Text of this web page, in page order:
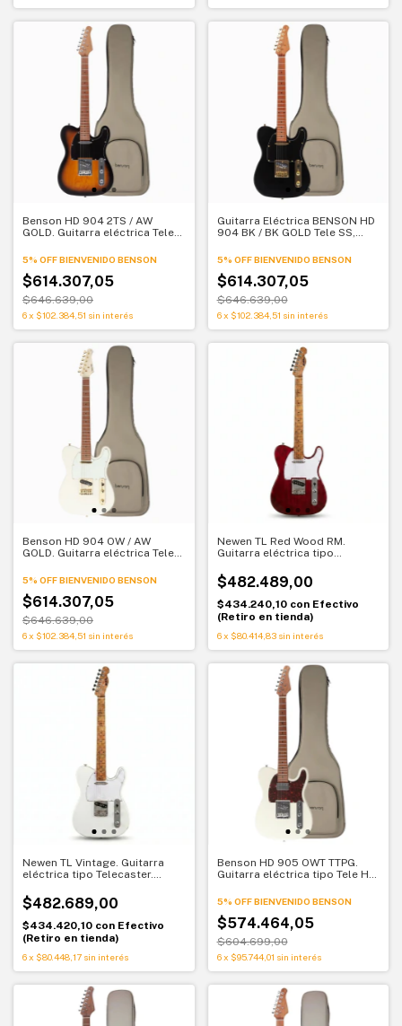
Benson HD 904 2TS / AW
GOLD. Guitarra eléctrica Tele
5% OFF BIENVENIDO BENSON
$614.307,05
$646.639,00
6x $102.384,51 sin interés
Guitarra Eléctrica BENSON HD
904 BK / BK GOLD Tele SS,
Wilkinson ,Hardware Dorado y
Pickguard negro, trastes
redondeados de ace
5% OFF BIENVENIDO BENSON
$614.307,05
$646.639,00
6 x $102.384,51 sin interés
Benson HD 904 OW / AW
GOLD. Guitarra eléctrica Tele
5% OFF BIENVENIDO BENSON
$614.307,05
$646.639,00
6x $102.384,51 sin interés
Newen TL Red Wood RM.
Guitarra eléctrica tipo
y maple tostado
$482.489,00
$434.240,10 con Efectivo
(Retiro en tienda)
6 x $80.414,83 sin interés
Newen TL Vintage. Guitarra
eléctrica tipo Telecaster.
tostado
$482.689,00
$434.420,10 con Efectivo
(Retiro en tienda)
6x $80.448,17 sin interés
Benson HD 905 OWT TTPG.
Guitarra eléctrica tipo Tele HS.
5% OFF BIENVENIDO BENSON
$574.464,05
$604.699,00
6 x $95.744,01 sin interés